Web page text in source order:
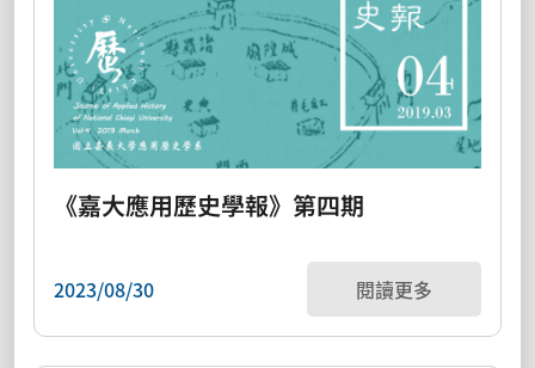
《嘉大應用歷史學報》第四期
2023/08/30 閱讀更多